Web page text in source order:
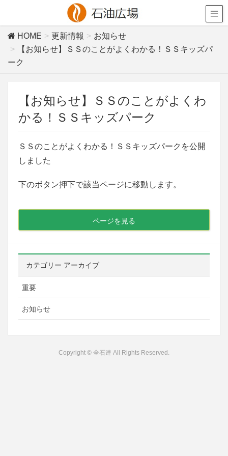
HOME 更新情報
お知らせ
【お知らせ】ＳＳのことがよくわかる！ＳＳキッズパ
ーク
【お知らせ】ＳＳのことがよくわ
かる！ＳＳキッズパーク
ＳＳのことがよくわかる！ＳＳキッズパークを公開
しました
下のボタン押下で該当ページに移動します。
ページを見る
カテゴリー アーカイブ
重要
お知らせ
Copyright © 全石連 All Rights Reserved.